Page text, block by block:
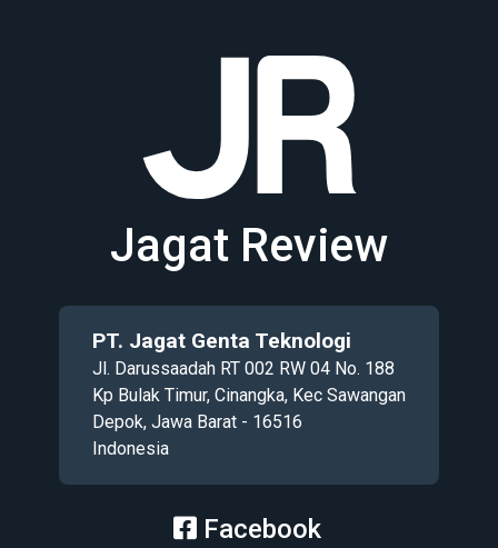
Jagat Review
PT. Jagat Genta Teknologi
Jl. Darussaadah RT 002 RW 04 No. 188
Kp Bulak Timur, Cinangka, Kec Sawangan
Depok, Jawa Barat - 16516
Indonesia
Facebook